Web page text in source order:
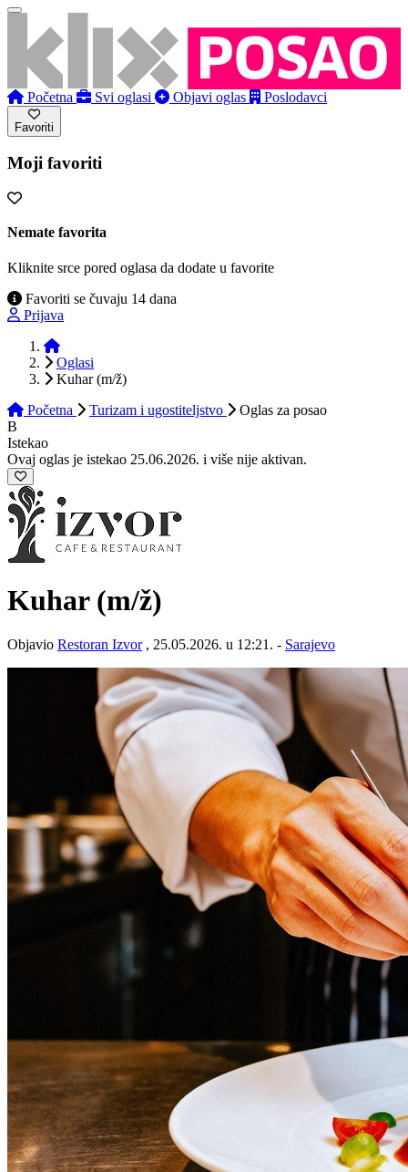
Početna Svi oglasi Objavi oglas Poslodavci
Favoriti
Moji favoriti
Nemate favorita
Kliknite srce pored oglasa da dodate u favorite
Favoriti se čuvaju 14 dana
Prijava
Početna
Oglasi
Kuhar (m/ž)
Početna
Turizam i ugostiteljstvo Oglas za posao
B
Istekao
Ovaj oglas je istekao 25.06.2026. i više nije aktivan.
Kuhar (m/ž)
Objavio Restoran Izvor, 25.05.2026. u 12:21. - Sarajevo